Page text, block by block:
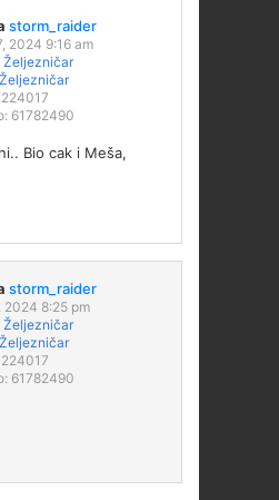
storm_raider
2024 9:16 am
Željezničar
224017
61782490
Bio cak i Meša,
storm_raider
2024 8:25 pm
Željezničar
224017
61782490